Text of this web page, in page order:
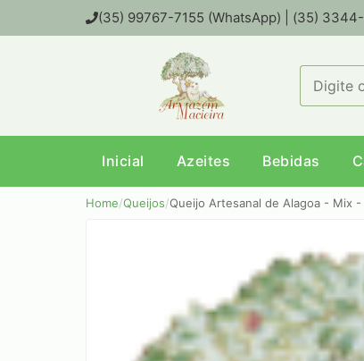
(35) 99767-7155 (WhatsApp) | (35)
Inicial Azeites Bebidas
Home/Queijos/Queijo Artesanal de Alagoa - Mix